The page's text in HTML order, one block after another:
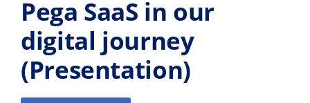
Pega SaaS in our
digital journey
(Presentation)